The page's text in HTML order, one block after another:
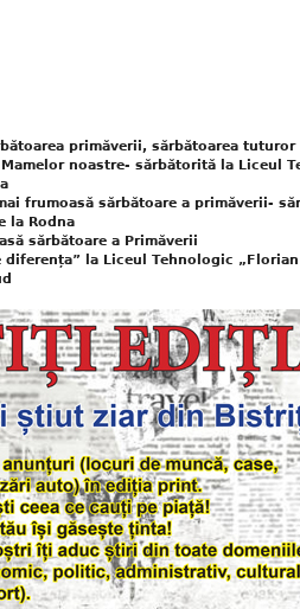
primăverii, sărbătoarea tuturor
noastre- sărbătorită la Liceul
frumoasă sărbătoare a primăverii-
la Rodna
sărbătoare a Primăverii
diferența” la Liceul Tehnologic